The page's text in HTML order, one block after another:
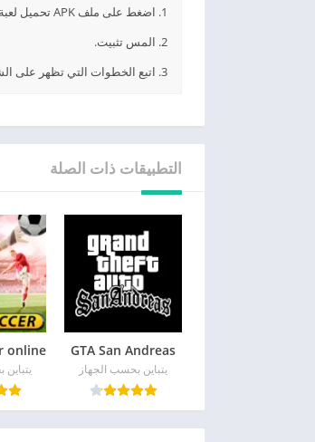
1. اضغط على ملف APK تحميل لعبة مانور كافيه Manor Cafe من ميديا فاير الذي تم تنزيله.
2. المس تثبيت.
3. اتبع الخطوات التي تظهر على الشاشة.
التطبيقات ذات الصلة
GTA San Andreas
يتباين بحسب الجهاز